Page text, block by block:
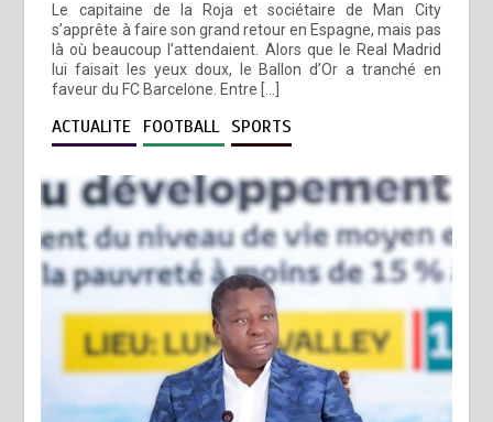
Le capitaine de la Roja et sociétaire de Man City
s’apprête à faire son grand retour en Espagne, mais pas
là où beaucoup l’attendaient. Alors que le Real Madrid
lui faisait les yeux doux, le Ballon d’Or a tranché en
faveur du FC Barcelone. Entre […]
ACTUALITE FOOTBALL SPORTS